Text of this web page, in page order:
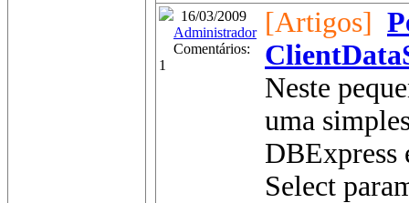
16/03/2009
Administrador
Comentários:
1
[Artigos]
Neste
uma
DBExpress
Select